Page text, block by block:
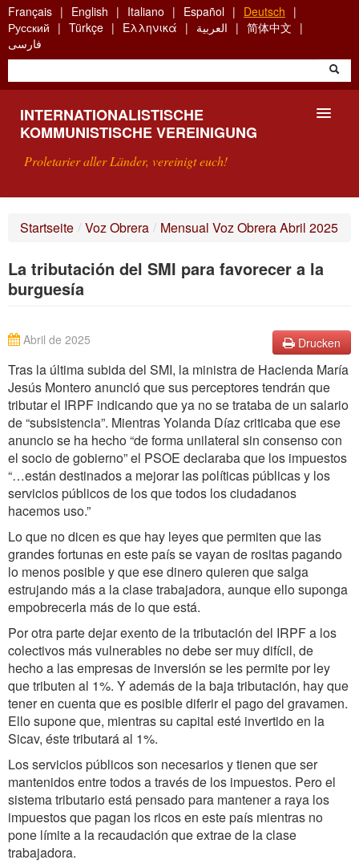
Skip
to
main
content
Français English Italiano Español
Deutsch
Русский
Türkçe Ελληνικά العربية
简体中文
فارسی
INTERNATIONALISTISCHE
KOMMUNISTISCHE VEREINIGUNG
Proletarier aller Länder, vereinigt euch!
SUCHE
Startseite / Voz Obrera / Mensual Voz Obrera Abril 2025
La tributación del SMI para favorecer a la
burguesía
Drucken
Abril de 2025
Tras la última subida del SMI, la ministra de Hacienda María
Jesús Montero anunció que sus perceptores tendrán que
tributar el IRPF indicando que ya no se trataba de un salario
de “subsistencia”. Mientras Yolanda Díaz criticaba que ese
anuncio se ha hecho “de forma unilateral sin consenso con
el socio de gobierno” el PSOE declaraba que los impuestos
“…están destinados a mejorar las políticas públicas y los
servicios públicos de los que todos los ciudadanos
hacemos uso.”
Lo que no dicen es que hay leyes que permiten que las
grandes fortunas en este país se vayan de rositas pagando
lo menos posible y que ese dinero quieren que salga
estrujando más a la clase trabajadora, aunque ello suponga
empobrecerla más de lo que está.
Por otra parte dejar exento de la tributación del IRPF a los
colectivos más vulnerables no debe ser muy difícil, de
hecho a las empresas de inversión se les permite por ley
que tributen al 1%. Y además de la baja tributación, hay que
tener en cuenta que es posible diferir el pago del gravamen.
Ello supone que, mientras su capital esté invertido en la
Sicav, éste tributará al 1%.
Los servicios públicos son necesarios y tienen que ser
mantenidos entre todos a través de los impuestos. Pero el
sistema tributario está pensado para mantener a raya los
impuestos que pagan los ricos en este país mientras no
pone límite a la recaudación que extrae de la clase
trabajadora.